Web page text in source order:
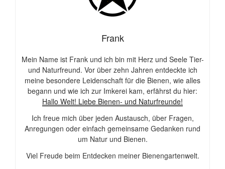
Frank
Mein Name ist Frank und ich bin mit Herz und Seele Tier-
und Naturfreund. Vor über zehn Jahren entdeckte ich
meine besondere Leidenschaft für die Bienen, wie alles
begann und wie ich zur Imkerei kam, erfährst du hier:
Hallo Welt! Liebe Bienen- und Naturfreunde!
Ich freue mich über jeden Austausch, über Fragen,
Anregungen oder einfach gemeinsame Gedanken rund
um Natur und Bienen.
Viel Freude beim Entdecken meiner Bienengartenwelt.